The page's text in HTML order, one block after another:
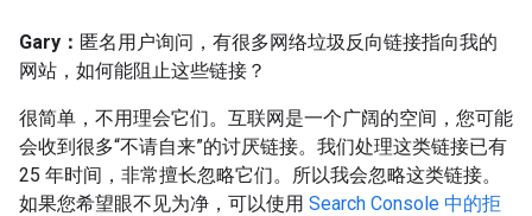
Gary： 匿名用户询问，有很多网络垃圾反向链接指向我的
网站，如何能阻止这些链接？
很简单，不用理会它们。互联网是一个广阔的空间，您可能
会收到很多“不请自来”的讨厌链接。我们处理这类链接已有
25 年时间，非常擅长忽略它们。所以我会忽略这类链接。
如果您希望眼不见为净，可以使用 Search Console 中的拒